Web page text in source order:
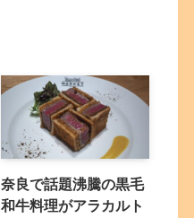
奈良で話題沸騰の黒毛
和牛料理がアラカルト